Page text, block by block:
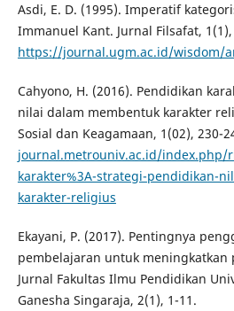
Asdi, E. D. (1995). Imperatif
Immanuel Kant. Jurnal Filsafat, 1(1),
https://journal.ugm.ac.id/wisdom/
Cahyono, H. (2016). Pendidikan
nilai dalam membentuk karakter
Sosial dan Keagamaan, 1(02), 230-
journal.metrouniv.ac.id/
karakter%3A-strategi-pendidikan-
karakter-religius
Ekayani, P. (2017). Pentingnya
pembelajaran untuk meningkatkan
Jurnal Fakultas Ilmu Pendidikan
Ganesha Singaraja, 2(1), 1-11.